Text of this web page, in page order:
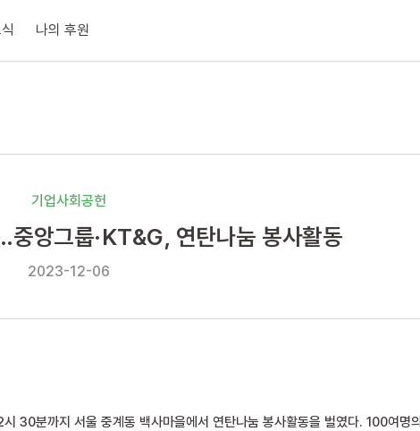
나의 후원
기업사회공헌
중앙그룹·KT&G, 연탄나눔 봉사활동
2023-12-06
30분까지 서울 중계동 백사마을에서 연탄나눔 봉사활동을 벌였다. 100여명의